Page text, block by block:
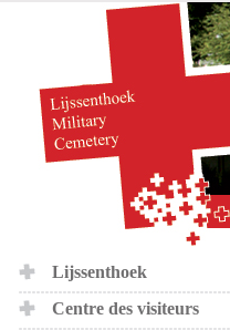
Lijssenthoek
Centre des visiteurs